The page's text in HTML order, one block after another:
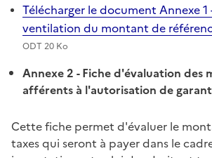
Télécharger le document Annexe 1
ventilation du montant de
ODT 20 Ko
Annexe 2 -Fiche d'évaluation des
afférents à l'autorisation de
Cette fiche permet d'évaluer le
taxes qui seront à payer dans le